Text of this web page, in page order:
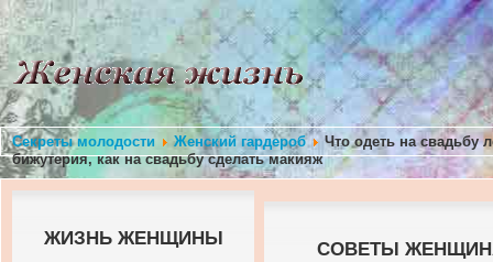
Секреты молодости Женский гардероб
Что одеть на свадьбу
бижутерия, как на свадьбу сделать макияж
СОВЕТЫ
ЖИЗНЬ ЖЕНЩИНЫ